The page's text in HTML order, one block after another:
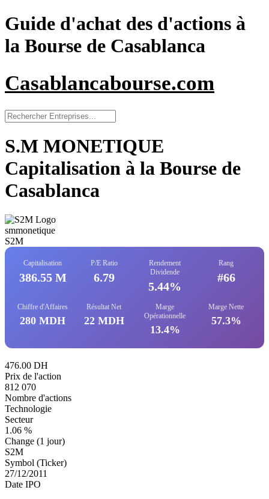
Guide d'achat des d'actions à
la Bourse de Casablanca
Casablancabourse.com
S.M MONETIQUE
Capitalisation à la Bourse de
Casablanca
smmonetique
S2M
Capitalisation
386.55 M
P/E Ratio
6.79
Rendement
Dividende
5.44%
Rang
#66
Chiffre d'Affaires
280 MDH
Résultat Net
22 MDH
Marge
Opérationnelle
13.4%
Marge Nette
57.3%
476.00 DH
Prix de l'action
812 070
Nombre d'actions
Technologie
Secteur
1.06 %
Change (1 jour)
S2M
Symbol (Ticker)
27/12/2011
Date IPO